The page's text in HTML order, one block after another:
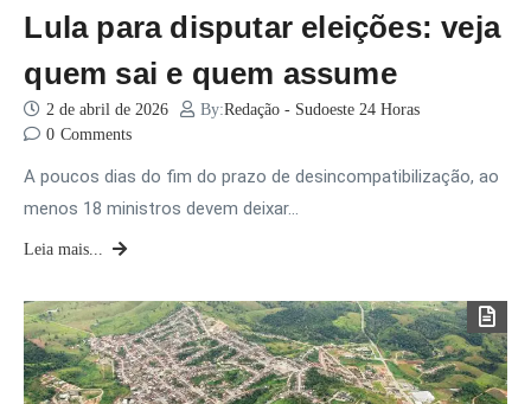
Lula para disputar eleições: veja
quem sai e quem assume
2 de abril de 2026 By:Redação - Sudoeste 24 Horas
0 Comments
A poucos dias do fim do prazo de desincompatibilização, ao
menos 18 ministros devem deixar…
Leia mais...